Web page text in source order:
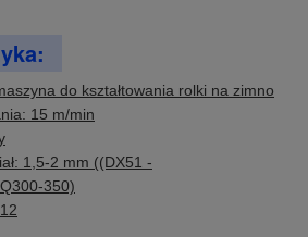
do kształtowania rolki na zimno
15 m/min
1,5-2 mm ((DX51 -
350)